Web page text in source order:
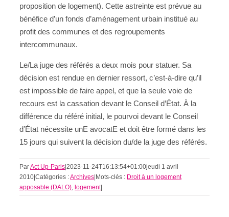
proposition de logement). Cette astreinte est prévue au
bénéfice d’un fonds d’aménagement urbain institué au
profit des communes et des regroupements
intercommunaux.
Le/La juge des référés a deux mois pour statuer. Sa
décision est rendue en dernier ressort, c’est-à-dire qu’il
est impossible de faire appel, et que la seule voie de
recours est la cassation devant le Conseil d’État. À la
différence du référé initial, le pourvoi devant le Conseil
d’État nécessite unE avocatE et doit être formé dans les
15 jours qui suivent la décision du/de la juge des référés.
ParAct Up-Paris|2023-11-24T16:13:54+01:00jeudi 1 avril
2010|Catégories :Archives|Mots-clés : Droit à un logement
apposable (DALO) logement|